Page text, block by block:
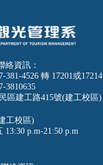
絡資訊：
381-4526 轉 17201或17214
3810635
區建工路415號(建工校區)
工校區)
13:30 p.m-21:50 p.m